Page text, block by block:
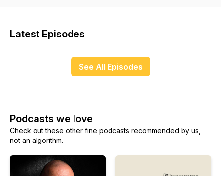
Latest Episodes
See All Episodes
Podcasts we love
Check out these other fine podcasts recommended by us,
not an algorithm.